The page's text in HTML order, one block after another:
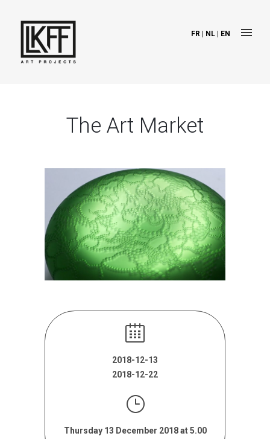
FR NL EN
The Art Market
2018-12-13
2018-12-22
Thursday 13 December 2018 at 5.00